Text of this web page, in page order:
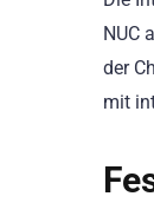
NUC
der
mit